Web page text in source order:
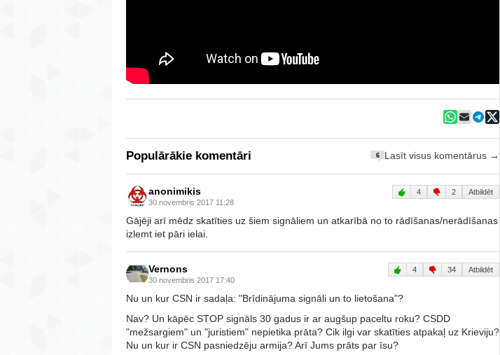
Populārākie komentāri 6 Lasīt visus komentārus →
anonimikis
30.novembris 2017 11:28
4 2 Atbildēt
Gājēji arī mēdz skatīties uz šiem signāliem un atkarībā no to rādīšanas/nerādīšanas
izlemt iet pāri ielai.
Vernons
30.novembris 2017 17:40
4 34 Atbildēt
Nu un kur CSN ir sadaļa: "Brīdinājuma signāli un to lietošana"?
Nav? Un kāpēc STOP signāls 30 gadus ir ar augšup paceltu roku? CSDD
"mežsargiem" un "juristiem" nepietika prāta? Cik ilgi var skatīties atpakaļ uz Krieviju?
Nu un kur ir CSN pasniedzēju armija? Arī Jums prāts par īsu?